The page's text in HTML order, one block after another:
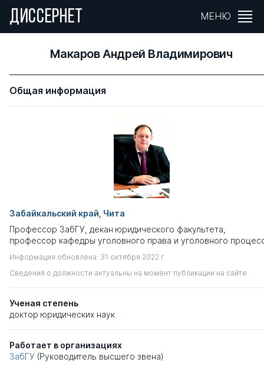
ДИССЕРНЕТ МЕНЮ
Макаров Андрей Владимирович
Общая информация
Забайкальский край, Чита
Профессор ЗабГУ, декан юридического факультета,
профессор кафедры уголовного права и уголовного
Информация обновлена: 31 октября 2022 г.
Сведения о должности актуальны на момент публикации на сайте
Ученая степень
доктор юридических наук
Работает в организациях
ЗабГУ (Руководитель высшего звена)